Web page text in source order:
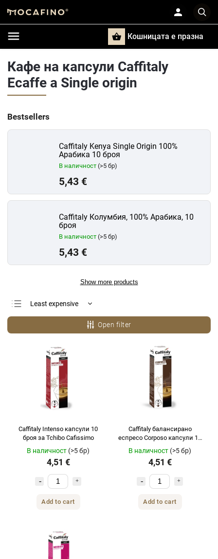
Кошницата e празна
Кафе на капсули Caffitaly
Ecaffe a Single origin
Bestsellers
Caffitaly Kenya Single Origin 100%
Арабика 10 броя
В наличност (>5 бр)
5,43 €
Caffitaly Колумбия, 100% Арабика, 10
броя
В наличност (>5 бр)
5,43 €
Show more products
Least expensive
Bestsellers
Alphabetically
Open filter
Caffitaly Intenso капсули 10
броя за Tchibo Cafissimo
В наличност (>5 бр)
4,51 €
Add to cart
Caffitaly балансирано
еспресо Corposo капсули 10
броя за Tchibo Cafissimo
В наличност (>5 бр)
4,51 €
Add to cart